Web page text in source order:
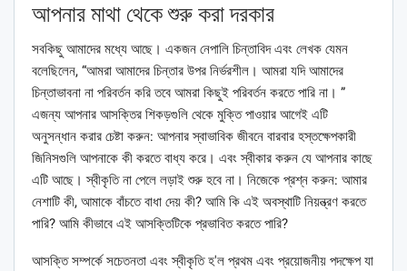
আপনার মাথা থেকে শুরু করা দরকার
সবকিছু আমাদের মধ্যে আছে। একজন নেপালি চিন্তাবিদ এবং লেখক যেমন
বলেছিলেন, “আমরা আমাদের চিন্তার উপর নির্ভরশীল। আমরা যদি আমাদের
চিন্তাভাবনা না পরিবর্তন করি তবে আমরা কিছুই পরিবর্তন করতে পারি না। ”
এজন্য আপনার আসক্তির শিকড়গুলি থেকে মুক্তি পাওয়ার আগেই এটি
অনুসন্ধান করার চেষ্টা করুন: আপনার স্বাভাবিক জীবনে বারবার হস্তক্ষেপকারী
জিনিসগুলি আপনাকে কী করতে বাধ্য করে। এবং স্বীকার করুন যে আপনার কাছে
এটি আছে। স্বীকৃতি না পেলে লড়াই শুরু হবে না। নিজেকে প্রশ্ন করুন: আমার
নেশাটি কী, আমাকে বাঁচতে বাধা দেয় কী? আমি কি এই অবস্থাটি নিয়ন্ত্রণ করতে
পারি? আমি কীভাবে এই আসক্তিটিকে প্রভাবিত করতে পারি?
আসক্তি সম্পর্কে সচেতনতা এবং স্বীকৃতি হ'ল প্রথম এবং প্রয়োজনীয় পদক্ষেপ যা